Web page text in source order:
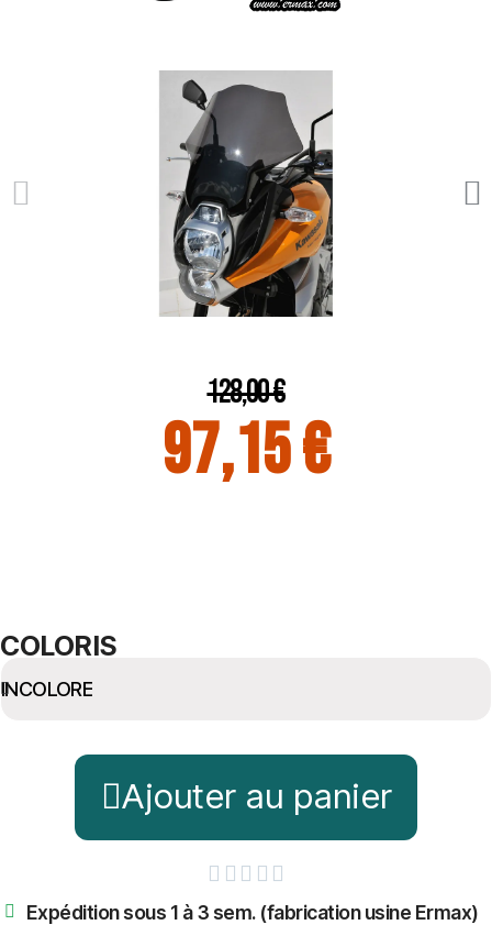
128,00 €
97,15 €
COLORIS
Ajouter au panier
    
Expédition sous 1 à 3 sem. (fabrication usine Ermax)